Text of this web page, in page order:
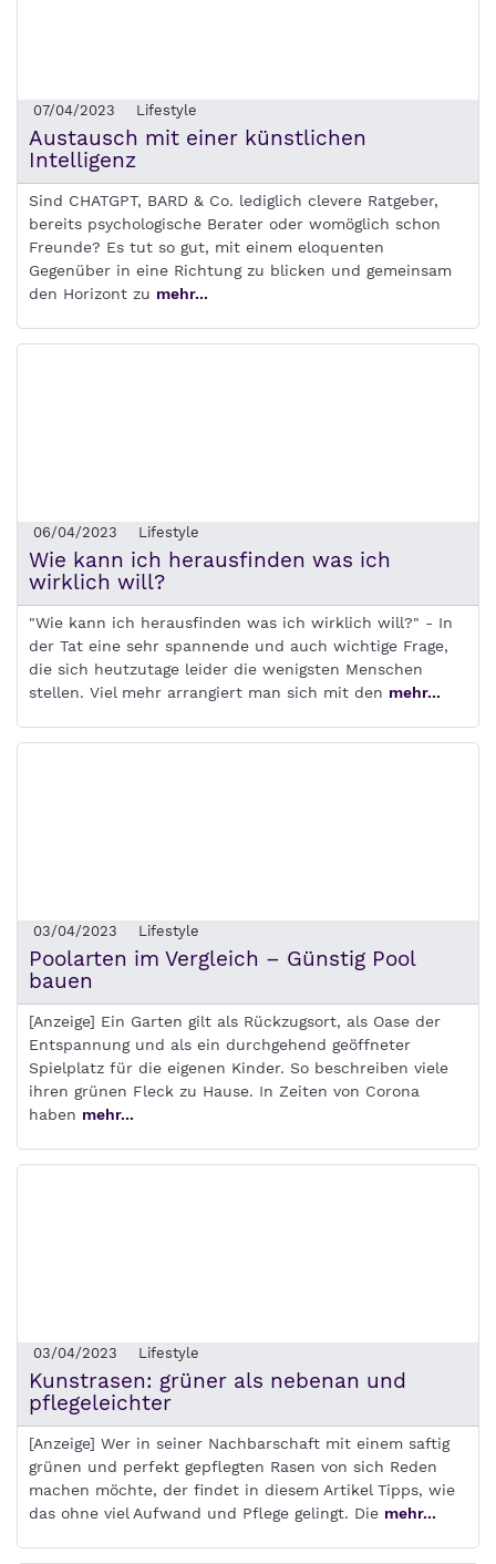
07/04/2023 Lifestyle
Austausch mit einer künstlichen
Intelligenz
Sind CHATGPT, BARD & Co. lediglich clevere Ratgeber,
bereits psychologische Berater oder womöglich schon
Freunde? Es tut so gut, mit einem eloquenten
Gegenüber in eine Richtung zu blicken und gemeinsam
den Horizont zu mehr...
06/04/2023 Lifestyle
Wie kann ich herausfinden was ich
wirklich will?
"Wie kann ich herausfinden was ich wirklich will?" - In
der Tat eine sehr spannende und auch wichtige Frage,
die sich heutzutage leider die wenigsten Menschen
stellen. Viel mehr arrangiert man sich mit den mehr...
03/04/2023 Lifestyle
Poolarten im Vergleich – Günstig Pool
bauen
[Anzeige] Ein Garten gilt als Rückzugsort, als Oase der
Entspannung und als ein durchgehend geöffneter
Spielplatz für die eigenen Kinder. So beschreiben viele
ihren grünen Fleck zu Hause. In Zeiten von Corona
haben mehr...
03/04/2023 Lifestyle
Kunstrasen: grüner als nebenan und
pflegeleichter
[Anzeige] Wer in seiner Nachbarschaft mit einem saftig
grünen und perfekt gepflegten Rasen von sich Reden
machen möchte, der findet in diesem Artikel Tipps, wie
das ohne viel Aufwand und Pflege gelingt. Die mehr...